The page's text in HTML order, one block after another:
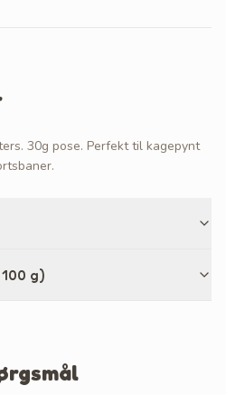
30g pose. Perfekt til kagepynt
g)